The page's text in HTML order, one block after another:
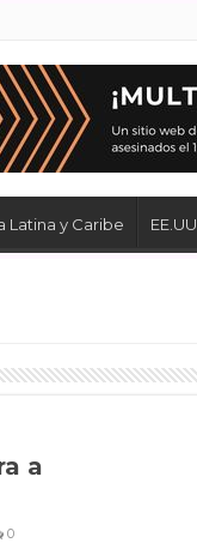
Latina y Caribe EE.UU
a
0